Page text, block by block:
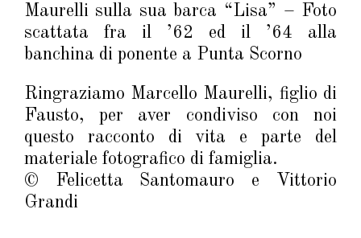
Maurelli sulla sua barca “Lisa” – Foto
scattata fra il ’62 ed il ’64 alla
banchina di ponente a Punta Scorno
Ringraziamo Marcello Maurelli, figlio di
Fausto, per aver condiviso con noi
questo racconto di vita e parte del
materiale fotografico di famiglia.
© Felicetta Santomauro e Vittorio
Grandi